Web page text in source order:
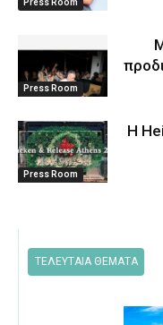
Press Room
Press Room
Press Room
Η
ΤΕΛΕΥΤΑΙΑ ΘΕΜΑΤΑ